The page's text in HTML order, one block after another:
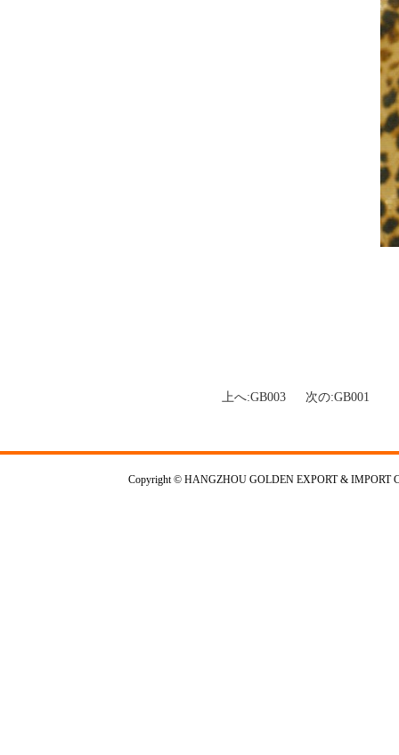
上へ:GB003 次の:GB001
Copyright © HANGZHOU GOLDEN EXPORT & IMPORT